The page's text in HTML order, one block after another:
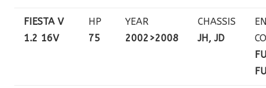
FIESTA V
1.2 16V
HP
75
YEAR
2002>2008
CHASSIS
JH, JD